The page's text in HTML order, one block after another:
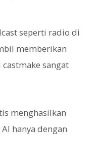
seperti radio di
memberikan
sangat
menghasilkan
hanya dengan